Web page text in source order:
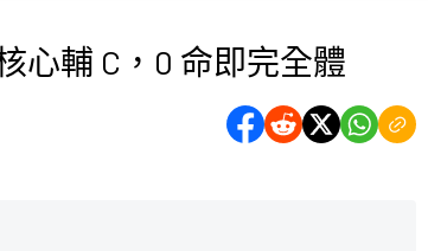
心輔 C，0 命即完全體